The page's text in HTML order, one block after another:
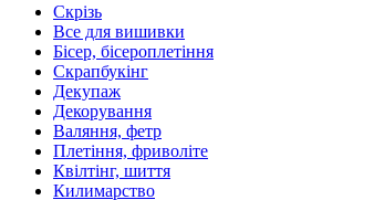
Скрізь
Все для вишивки
Бісер, бісероплетіння
Скрапбукінг
Декупаж
Декорування
Валяння, фетр
Плетіння, фриволіте
Квілтінг, шиття
Килимарство